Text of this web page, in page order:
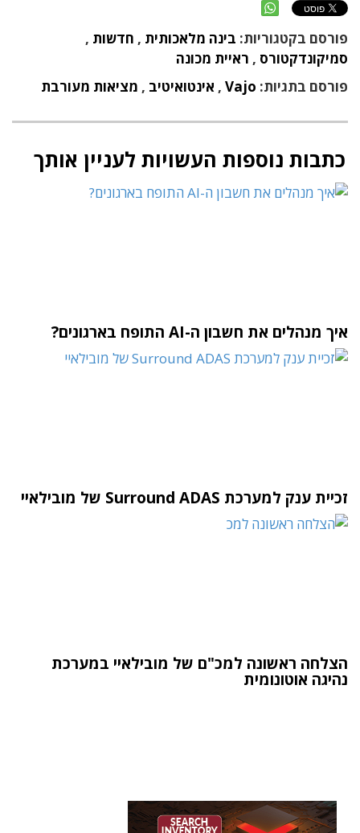
פורסם בקטגוריות: בינה מלאכותית , חדשות ,
סמיקונדקטורס , ראיית מכונה
פורסם בתגיות: Vajo
, אינטואיטיב , מציאות מעורבת
כתבות נוספות העשויות לעניין אותך
איך מנהלים את חשבון ה-AI התופח בארגונים?
זכיית ענק למערכת Surround ADAS של מובילאיי
הצלחה ראשונה למכ"ם של מובילאיי במערכת
נהיגה אוטונומית